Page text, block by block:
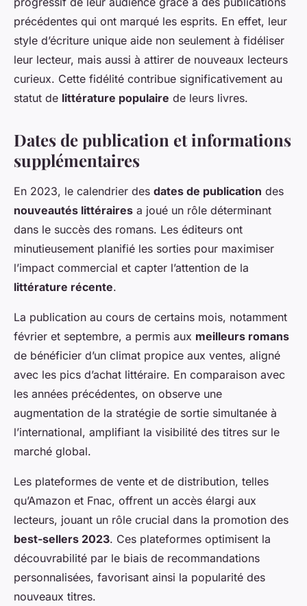
précédentes qui ont marqué les esprits. En effet, leur
style d’écriture unique aide non seulement à fidéliser
leur lecteur, mais aussi à attirer de nouveaux lecteurs
curieux. Cette fidélité contribue significativement au
statut de littérature populaire de leurs livres.
Dates de publication et informations
supplémentaires
En 2023, le calendrier des dates de publication des
nouveautés littéraires a joué un rôle déterminant
dans le succès des romans. Les éditeurs ont
minutieusement planifié les sorties pour maximiser
l’impact commercial et capter l’attention de la
littérature récente.
La publication au cours de certains mois, notamment
février et septembre, a permis aux meilleurs romans
de bénéficier d’un climat propice aux ventes, aligné
avec les pics d’achat littéraire. En comparaison avec
les années précédentes, on observe une
augmentation de la stratégie de sortie simultanée à
l’international, amplifiant la visibilité des titres sur le
marché global.
Les plateformes de vente et de distribution, telles
qu’Amazon et Fnac, offrent un accès élargi aux
lecteurs, jouant un rôle crucial dans la promotion des
best-sellers 2023. Ces plateformes optimisent la
découvrabilité par le biais de recommandations
personnalisées, favorisant ainsi la popularité des
nouveaux titres.